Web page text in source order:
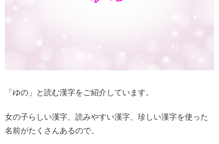
「ゆの」と読む漢字をご紹介しています。
女の子らしい漢字、読みやすい漢字、珍しい漢字を使った
名前がたくさんあるので、